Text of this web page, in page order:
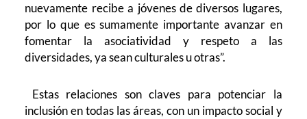
nuevamente recibe a jóvenes de diversos lugares,
por lo que es sumamente importante avanzar en
fomentar la asociatividad y respeto a las
diversidades, ya sean culturales u otras”.
Estas relaciones son claves para potenciar la
inclusión en todas las áreas, con un impacto social y